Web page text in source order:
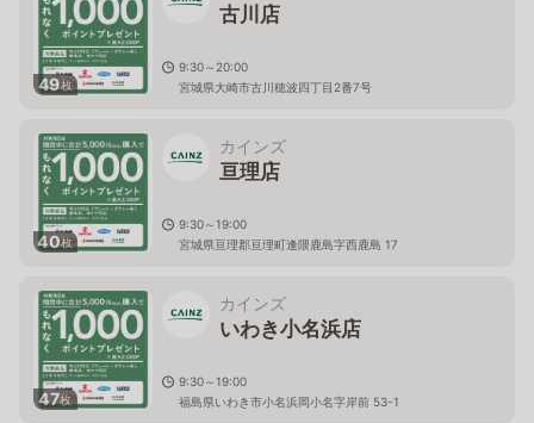
49枚
古川店
9:30～20:00
宮城県大崎市古川穂波四丁目2番7号
40枚
カインズ
亘理店
9:30～19:00
宮城県亘理郡亘理町逢隈鹿島字西鹿島 17
47枚
カインズ
いわき小名浜店
9:30～19:00
福島県いわき市小名浜岡小名字岸前 53-1